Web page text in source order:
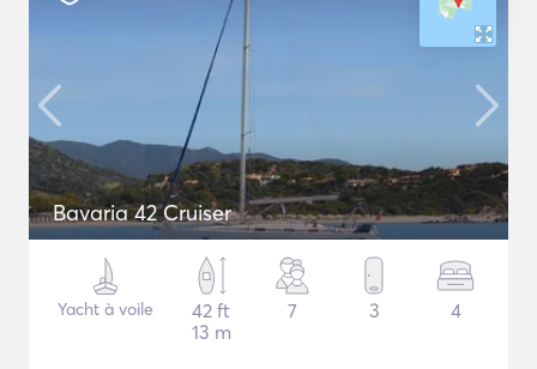
Bavaria 42 Cruiser
Yacht à voile
42 ft
13 m
7 3 4